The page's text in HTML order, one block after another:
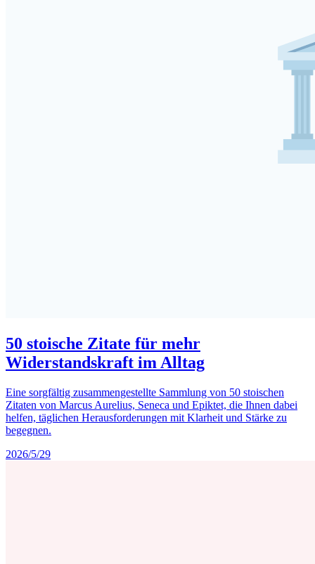
50 stoische Zitate für mehr
Widerstandskraft im Alltag
Eine sorgfältig zusammengestellte Sammlung von 50 stoischen
Zitaten von Marcus Aurelius, Seneca und Epiktet, die Ihnen dabei
helfen, täglichen Herausforderungen mit Klarheit und Stärke zu
begegnen.
2026/5/29